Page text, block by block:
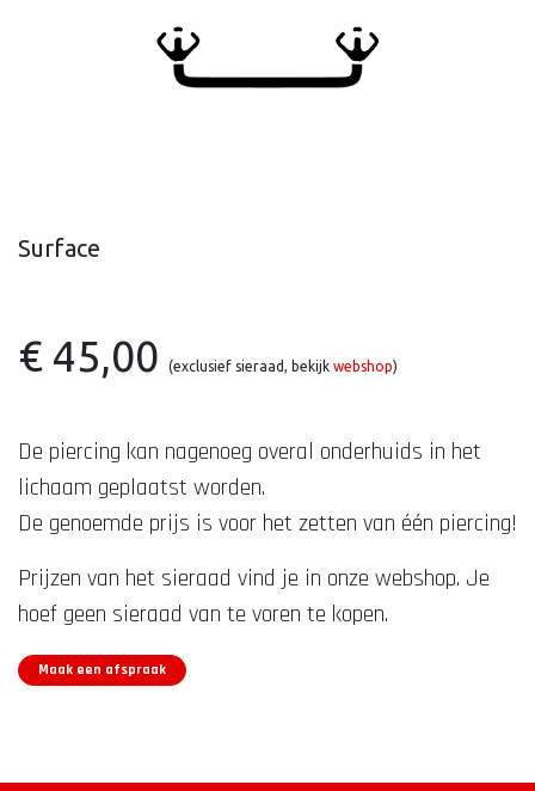
Surface
€ 45,00 (exclusief sieraad, bekijk webshop)
De piercing kan nagenoeg overal onderhuids in het
lichaam geplaatst worden.
De genoemde prijs is voor het zetten van één piercing!
Prijzen van het sieraad vind je in onze webshop. Je
hoef geen sieraad van te voren te kopen.
Maak een afspraak